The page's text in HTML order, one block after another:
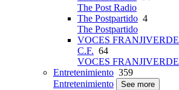
The Post Radio
The Postpartido 4
The Postpartido
VOCES
C.F. 64
VOCES
Entretenimiento 359
Entretenimiento
See more